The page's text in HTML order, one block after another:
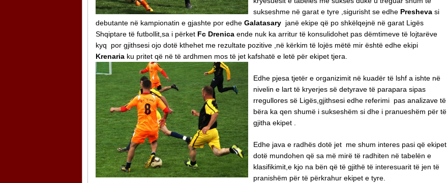
sukseshme në garat e tyre ,sigurisht se edhe Presheva si
debutante në kampionatin e gjashte por edhe Galatasary janë ekipe që po shkëlqejnë në garat Ligës
Shqiptare të futbollit,sa i përket Fc Drenica ende nuk ka arritur të konsulidohet pas dëmtimeve të lojtarëve
kyq por gjithsesi ojo dotë kthehet me rezultate pozitive ,në kërkim të lojës mëtë mir është edhe ekipi
Krenaria ku pritet që në të ardhmen mos të jet kafshatë e letë për ekipet tjera.
Edhe pjesa tjetër e organizimit në kuadër të lshf a ishte në
nivelin e lart të kryerjes së detyrave të parapara sipas
rregullores së Ligës,gjithsesi edhe referimi pas analizave të
bëra ka qen shumë i sukseshëm si dhe i pranueshëm për të
gjitha ekipet .
Edhe java e radhës dotë jet me shum interes pasi që ekipet
dotë mundohen që sa më mirë të radhiten në tabelën e
klasifikimit,e kjo na bën që të gjithë të interesuarit të jen të
pranishëm për të përkrahur ekipet e tyre.